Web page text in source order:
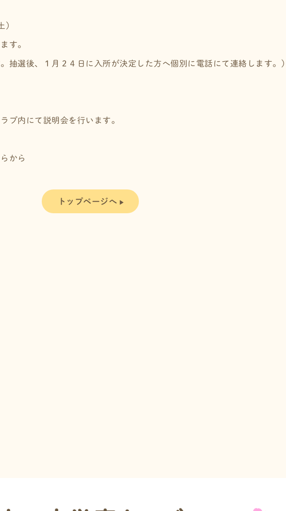
）
す。
抽選後、１月２４日に入所が決定した方へ個別に電話にて連絡します。）
ブ内にて説明会を行います。
から
トップページへ